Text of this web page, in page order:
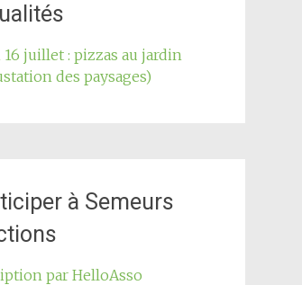
16 juillet : pizzas au jardin
des paysages)
à Semeurs
par HelloAsso